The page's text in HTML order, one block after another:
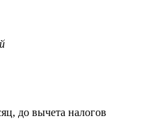
до вычета налогов